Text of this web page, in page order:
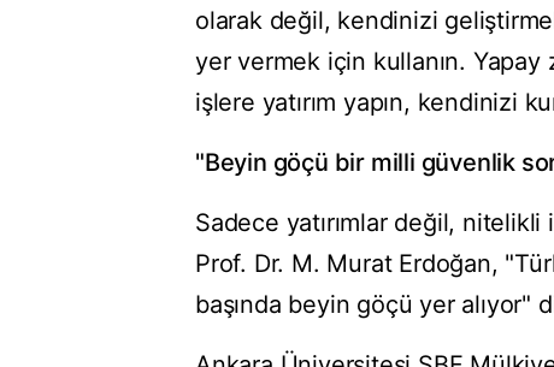
olarak değil, kendinizi
yer vermek için kullanın.
işlere yatırım yapın, kendinizi
"Beyin göçü bir milli güvenlik
Sadece yatırımlar değil, nitelikli
Prof. Dr. M. Murat Erdoğan,
başında beyin göçü yer alıyor"